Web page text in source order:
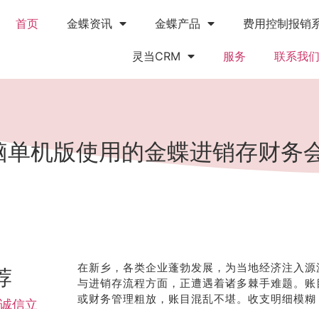
首页 金蝶资讯 金蝶产品 费用控制报销
灵当CRM 服务 联系我们
单机版使用的金蝶进销存财务
信立
在新乡，各类企业蓬勃发展，为当地经济注入
与进销存流程方面，正遭遇着诸多棘手难题。
或财务管理粗放，账目混乱不堪。收支明细模